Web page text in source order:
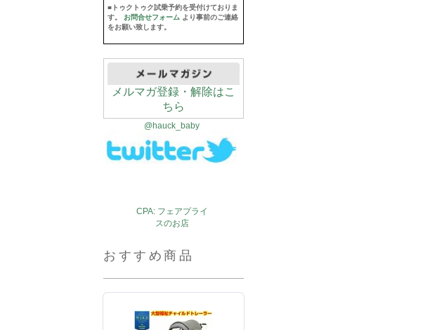
■トゥクトゥク試乗予約を受付けておりま
す。 お問合せフォーム より事前のご連絡
をお願い致します。
メルマガ登録・解除はこ
ちら
@hauck_baby
CPA: フェアプライ
スのお店
おすすめ商品